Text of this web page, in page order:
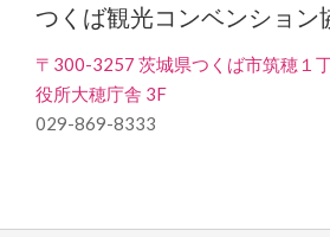
つくば観光コンベンション
〒300-3257 茨城県つくば市筑穂１
役所大穂庁舎 3F
029-869-8333